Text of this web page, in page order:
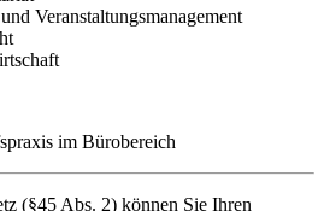
Veranstaltungsmanagement
im Bürobereich
(§45 Abs. 2) können Sie Ihren